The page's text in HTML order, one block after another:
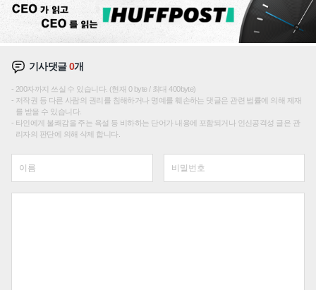
기사댓글0개
200자까지 쓰실 수 있습니다. (현재 0 byte / 최대 400byte)
저작권 등 다른 사람의 권리를 침해하거나 명예를 훼손하는 댓글은 관련 법률에 의해 제재
를 받을 수 있습니다.
타인에게 불쾌감을 주는 욕설 등 비하하는 단어가 내용에 포함되거나 인신공격성 글은 관
리자의 판단에 의해 삭제 합니다.